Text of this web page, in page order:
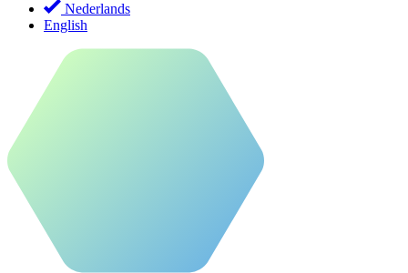
Nederlands
English